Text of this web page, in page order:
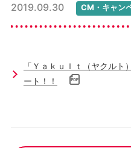
2019.09.30 CM・キャン
「Ｙａｋｕｌｔ（ヤクル
ート！！